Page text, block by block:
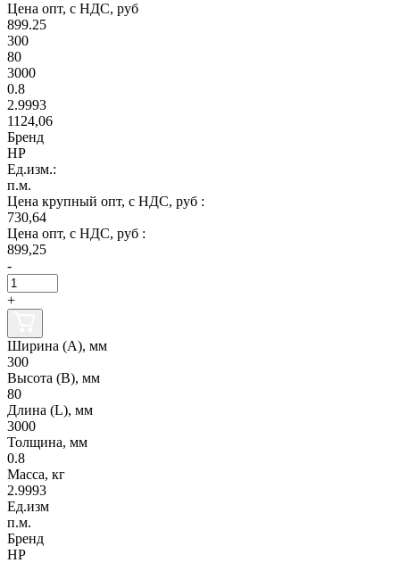
Цена опт, с НДС, руб
899.25
300
80
3000
0.8
2.9993
1124,06
Бренд
НР
Ед.изм.:
п.м.
Цена крупный опт, с НДС, руб :
730,64
Цена опт, с НДС, руб :
899,25
-
+
Ширина (А), мм
300
Высота (В), мм
80
Длина (L), мм
3000
Толщина, мм
0.8
Масса, кг
2.9993
Ед.изм
п.м.
Бренд
НР